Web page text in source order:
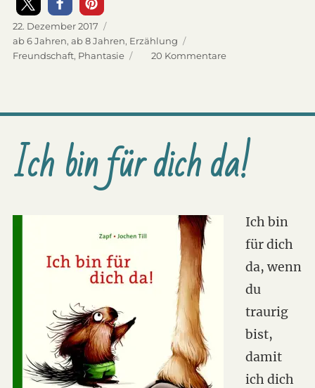
Veröffentlicht
am
22. Dezember 2017
Kategorien
ab 6 Jahren, ab 8 Jahren, Erzählung
Schlagwörter
Freundschaft, Phantasie 20 Kommentarezu
Ich bin für dich da!
Ich bin
für dich
da, wenn
du
traurig
bist,
damit
ich dich